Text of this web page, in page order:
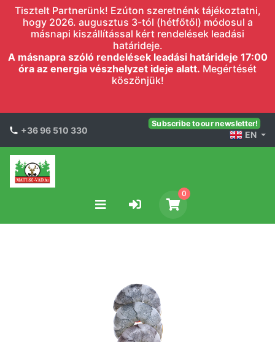
Tisztelt Partnerünk! Ezúton szeretnénk tájékoztatni,
hogy 2026. augusztus 3-tól (hétfőtől) módosul a
másnapi kiszállítással kért rendelések leadási
határideje.
A másnapra szóló rendelések leadási határideje 17:00
óra az energia vészhelyzet ideje alatt. Megértését
köszönjük!
+36 96 510 330
Subscribe to our newsletter!
EN
0